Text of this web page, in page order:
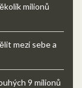
milionů
mezi sebe a
9 milionů